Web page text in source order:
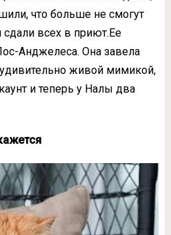
что больше не смогут
сдали всех в приют.Ее
Анджелеса. Она завела
живой мимикой,
и теперь у Налы два